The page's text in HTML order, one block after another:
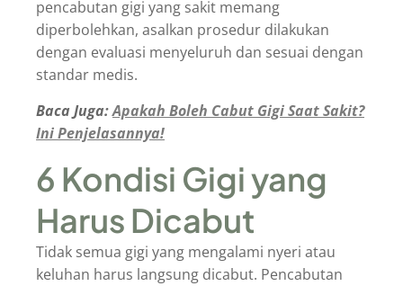
pencabutan gigi yang sakit memang
diperbolehkan, asalkan prosedur dilakukan
dengan evaluasi menyeluruh dan sesuai dengan
standar medis.
Baca Juga:Apakah Boleh Cabut Gigi Saat Sakit?
Ini Penjelasannya!
6 Kondisi Gigi yang
Harus Dicabut
Tidak semua gigi yang mengalami nyeri atau
keluhan harus langsung dicabut. Pencabutan